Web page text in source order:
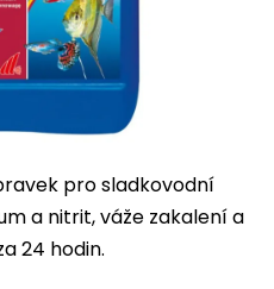
pro sladkovodní
a nitrit, váže zakalení a
24 hodin.